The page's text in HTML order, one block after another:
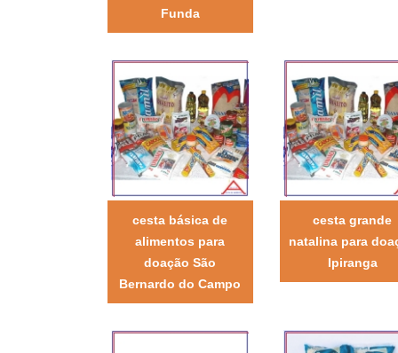
Funda
cesta básica de
alimentos para
doação São
Bernardo do Campo
cesta grande
natalina para
Ipiranga